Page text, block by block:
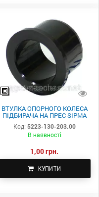
ВТУЛКА ОПОРНОГО КОЛЕСА
ПІДБИРАЧА НА ПРЕС SIPMA
5223-130-203.00
Код: 5223-130-203.00
В наявності
1,00 грн.
КУПИТИ